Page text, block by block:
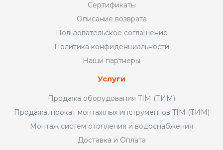
Сертификаты
Описание возврата
Пользовательское соглашение
Политика конфиденциальности
Наши партнеры
Услуги
Продажа оборудования TIM (ТИМ)
Продажа, прокат монтажных инструментов TIM (ТИМ)
Монтаж систем отопления и водоснабжения
Доставка и Оплата